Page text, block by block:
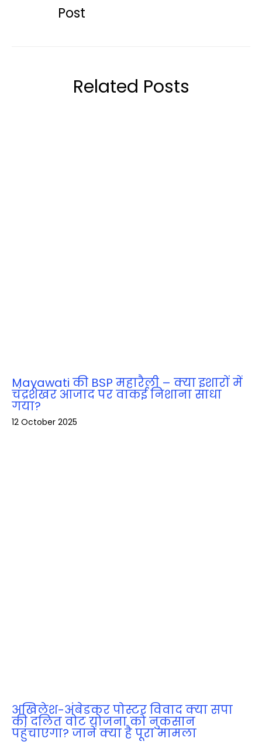
Post
Related Posts
Mayawati की BSP महारैली – क्या इशारों में
चंद्रशेखर आजाद पर वाकई निशाना साधा
गया?
12 October 2025
अखिलेश-अंबेडकर पोस्टर विवाद क्या सपा
की दलित वोट योजना को नुकसान
पहुंचाएगा? जानें क्या है पूरा मामला